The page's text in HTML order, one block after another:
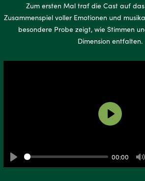
Zum ersten Mal traf die Cast auf
Zusammenspiel voller Emotionen und
besondere Probe zeigt, wie Stimmen
Dimension entfalten.
Play
00:00
Play